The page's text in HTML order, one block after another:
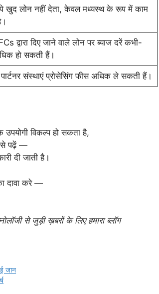
खुद लोन नहीं देता, केवल मध्यस्थ के रूप में काम
द्वारा दिए जाने वाले लोन पर ब्याज दरें कभी-
हो सकती हैं।
संस्थाएं प्रोसेसिंग फीस अधिक ले सकती हैं।
विकल्प हो सकता है,
से पढ़ें —
दी जाती है।
दावा करे —
से जुड़ी ख़बरों के लिए हमारा ब्लॉग
जान